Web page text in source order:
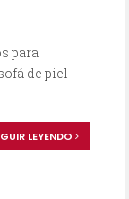
para
de piel
LEYENDO